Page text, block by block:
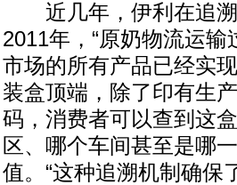
近几年，伊利在追溯
2011年，“原奶物流运
市场的所有产品已经实
装盒顶端，除了印有生
码，消费者可以查到这
区、哪个车间甚至是哪
值。“这种追溯机制确保